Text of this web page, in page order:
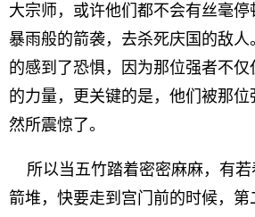
大宗师，或许他们都不会有丝毫
暴雨般的箭袭，去杀死庆国的敌人
的感到了恐惧，因为那位强者不
的力量，更关键的是，他们被那
然所震惊了。
所以当五竹踏着密密麻麻，有若
箭堆，快要走到宫门前的时候，